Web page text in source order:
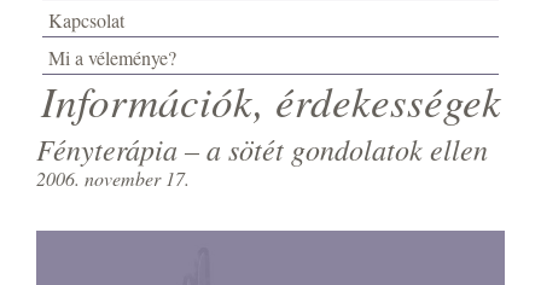
Kapcsolat
Mi a véleménye?
Információk, érdekességek
Fényterápia – a sötét gondolatok ellen
2006. november 17.